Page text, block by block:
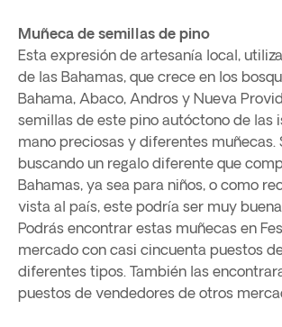
Muñeca de semillas de pino
Esta expresión de artesanía local,
de las Bahamas, que crece en los
Bahama, Abaco, Andros y Nueva
semillas de este pino autóctono de las
mano preciosas y diferentes muñecas.
buscando un regalo diferente que
Bahamas, ya sea para niños, o como
vista al país, este podría ser muy
Podrás encontrar estas muñecas en
mercado con casi cincuenta puestos
diferentes tipos. También las
puestos de vendedores de otros